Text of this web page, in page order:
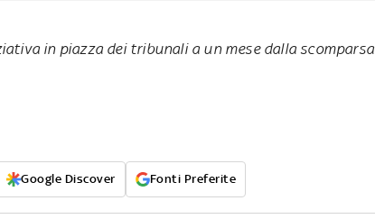
in piazza dei tribunali a un mese dalla scomparsa
Google Discover Fonti Preferite